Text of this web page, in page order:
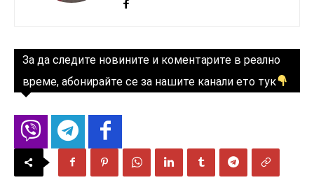
За да следите новините и коментарите в реално
време, абонирайте се за нашите канали ето тук